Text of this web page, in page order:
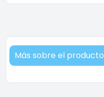
Más sobre el producto